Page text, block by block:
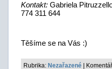
Kontakt: Gabriela
774 311 644
Těšíme se na Vás :)
Rubrika: Nezařazené |